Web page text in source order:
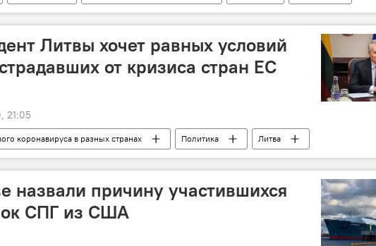
Литвы хочет равных условий
от кризиса стран ЕС
21:05
коронавируса в разных странах Политика
Литва
коронавирус кризис
назвали причину участившихся
СПГ из США